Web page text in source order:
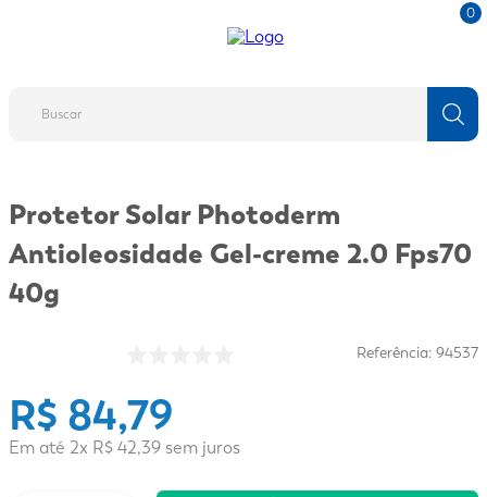
0
Protetor Solar Photoderm
Antioleosidade Gel-creme 2.0 Fps70
40g
Referência: 94537
R$ 84,79
Em até 2x R$42,39 sem juros
1º
fralda
2º
protetor solar
º
fralda xg
7º
mounjaro